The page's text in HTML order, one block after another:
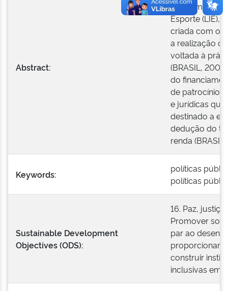
Abstract:
também
Esporte (LIE),
criada com o
a realização
voltada à
(BRASIL,
do
de patrocínios
e jurídicas
destinado a
dedução do
renda
Keywords:
políticas
políticas
Sustainable Development
Objectives (ODS):
16. Paz,
Promover
par ao
proporcionar
construir
inclusivas em